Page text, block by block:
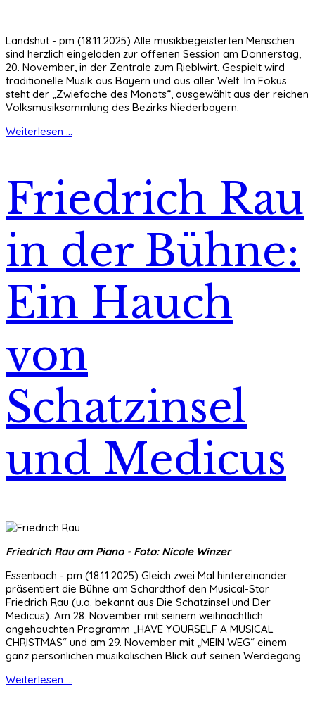
Landshut - pm (18.11.2025) Alle musikbegeisterten Menschen
sind herzlich eingeladen zur offenen Session am Donnerstag,
20. November, in der Zentrale zum Rieblwirt. Gespielt wird
traditionelle Musik aus Bayern und aus aller Welt. Im Fokus
steht der „Zwiefache des Monats“, ausgewählt aus der reichen
Volksmusiksammlung des Bezirks Niederbayern.
Weiterlesen ...
Friedrich Rau
in der Bühne:
Ein Hauch
von
Schatzinsel
und Medicus
Friedrich Rau am Piano - Foto: Nicole Winzer
Essenbach - pm (18.11.2025) Gleich zwei Mal hintereinander
präsentiert die Bühne am Schardthof den Musical-Star
Friedrich Rau (u.a. bekannt aus Die Schatzinsel und Der
Medicus). Am 28. November mit seinem weihnachtlich
angehauchten Programm „HAVE YOURSELF A MUSICAL
CHRISTMAS“ und am 29. November mit „MEIN WEG“ einem
ganz persönlichen musikalischen Blick auf seinen Werdegang.
Weiterlesen ...